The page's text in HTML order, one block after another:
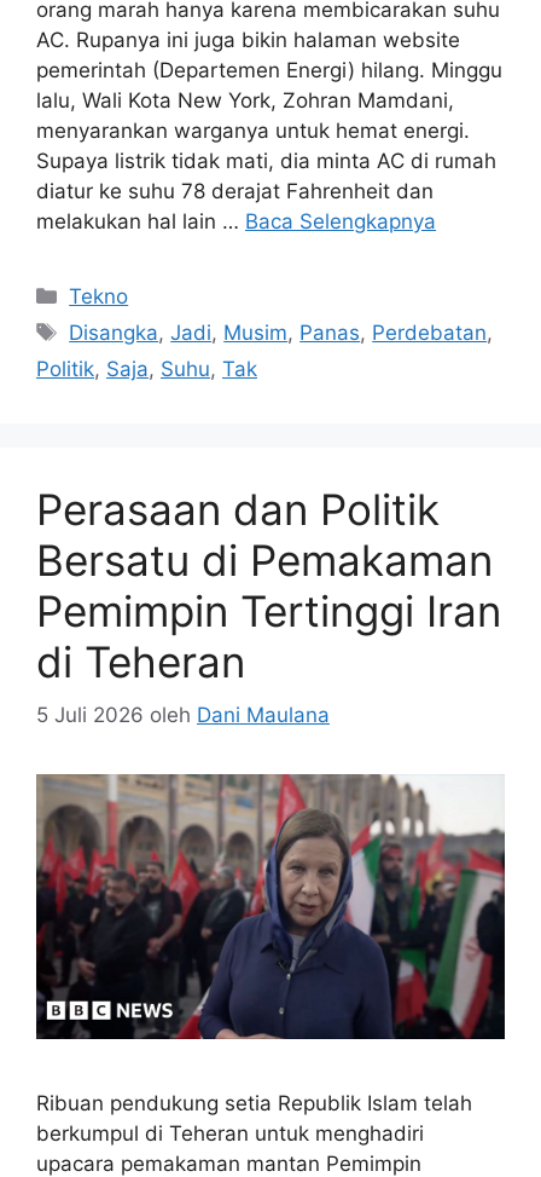
orang marah hanya karena membicarakan suhu
AC. Rupanya ini juga bikin halaman website
pemerintah (Departemen Energi) hilang. Minggu
lalu, Wali Kota New York, Zohran Mamdani,
menyarankan warganya untuk hemat energi.
Supaya listrik tidak mati, dia minta AC di rumah
diatur ke suhu 78 derajat Fahrenheit dan
melakukan hal lain … Baca Selengkapnya
Kategori
Tekno
Tag
Disangka,Jadi, Musim, Panas, Perdebatan,
Politik, Saja, Suhu, Tak
Perasaan dan Politik
Bersatu di Pemakaman
Pemimpin Tertinggi Iran
di Teheran
5 Juli 2026 oleh Dani Maulana
Ribuan pendukung setia Republik Islam telah
berkumpul di Teheran untuk menghadiri
upacara pemakaman mantan Pemimpin